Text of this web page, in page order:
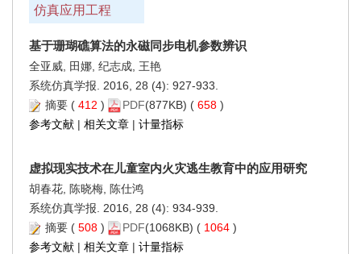
仿真应用工程
基于珊瑚礁算法的永磁同步电机参数辨识
全亚威, 田娜, 纪志成, 王艳
系统仿真学报. 2016, 28 (4): 927-933.
摘要 ( 412 ) PDF(877KB) ( 658 )
参考文献 | 相关文章 | 计量指标
虚拟现实技术在儿童室内火灾逃生教育中的应用研究
胡春花, 陈晓梅, 陈仕鸿
系统仿真学报. 2016, 28 (4): 934-939.
摘要 ( 508 ) PDF(1068KB) ( 1064 )
参考文献 | 相关文章 | 计量指标